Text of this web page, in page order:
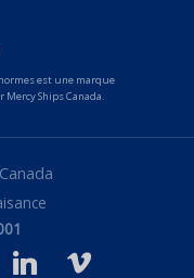
est une marque
Ships Canada.
linkedin vimeo